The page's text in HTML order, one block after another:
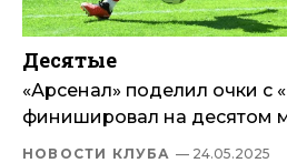
Десятые
«Арсенал» поделил очки с
финишировал на десятом
НОВОСТИ КЛУБА — 24.05.2025